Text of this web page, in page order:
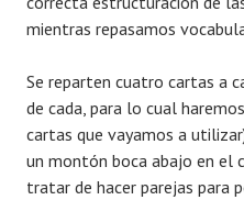
mientras repasamos
Se reparten cuatro cartas a
de cada, para lo cual
cartas que vayamos a
un montón boca abajo en el
tratar de hacer parejas para